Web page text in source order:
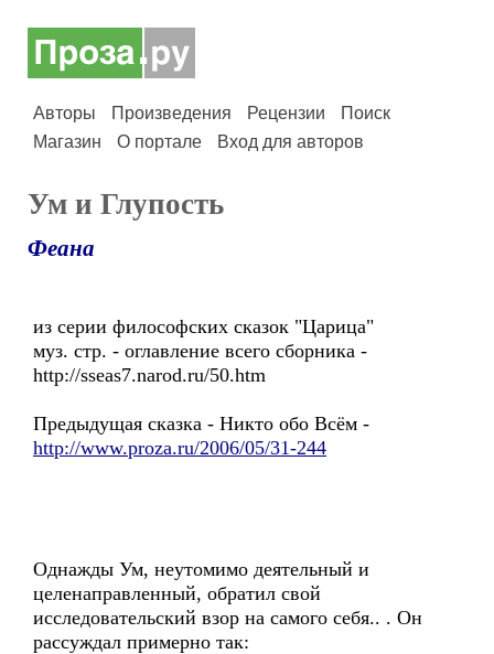
Авторы Произведения Рецензии
Поиск
Магазин
О портале Вход для авторов
Ум и Глупость
Феана
из серии философских сказок "Царица"
муз. стр. - оглавление всего сборника -
http://sseas7.narod.ru/50.htm
Предыдущая сказка - Никто обо Всём -
http://www.proza.ru/2006/05/31-244
Однажды Ум, неутомимо деятельный и
целенаправленный, обратил свой
исследовательский взор на самого себя.. . Он
рассуждал примерно так: